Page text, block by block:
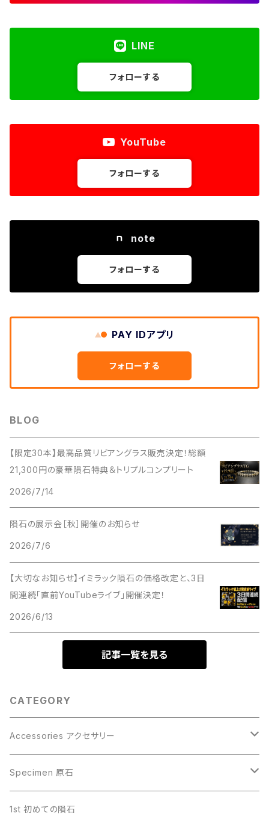
LINE
フォローする
YouTube
フォローする
note
フォローする
PAY IDアプリ
フォローする
BLOG
【限定30本】最高品質リビアングラス販売決定！総額
21,300円の豪華隕石特典＆トリプルコンプリート
2026/7/14
隕石の展示会［秋］開催のお知らせ
2026/7/6
【大切なお知らせ】イミラック隕石の価格改定と、3日
間連続「直前YouTubeライブ」開催決定！
2026/6/13
記事一覧を見る
CATEGORY
Accessories アクセサリー
Gibeon ギベオン
Aletai アルタイ
Specimen 原石
Gibeon ギベオン
1st 初めての隕石